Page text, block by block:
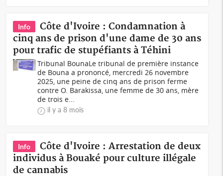
Info
Côte d'Ivoire : Condamnation à
cinq ans de prison d'une dame de 30 ans
pour trafic de stupéfiants à Téhini
Tribunal BounaLe tribunal de première instance
de Bouna a prononcé, mercredi 26 novembre
2025, une peine de cinq ans de prison ferme
contre O. Barakissa, une femme de 30 ans, mère
de trois e...
il y a 8 mois
Info
Côte d'Ivoire : Arrestation de deux
individus à Bouaké pour culture illégale
de cannabis